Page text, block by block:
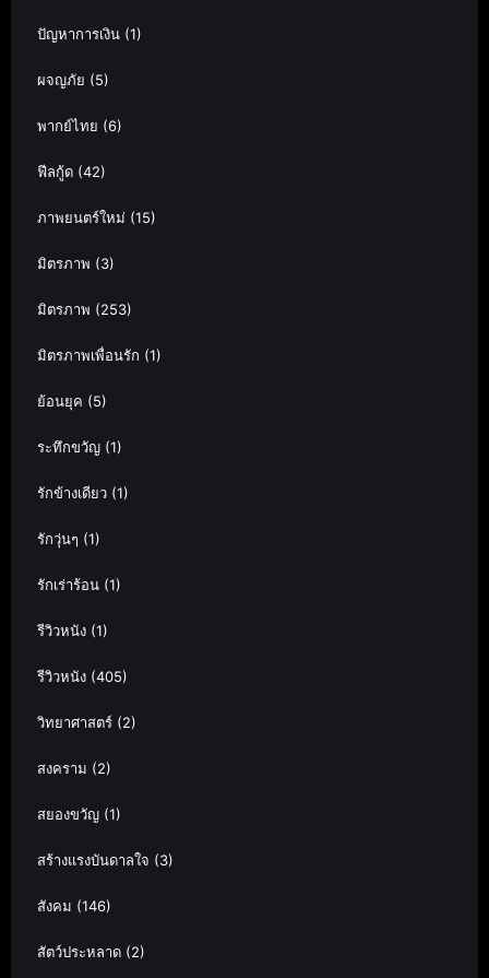
ปัญหาการเงิน (1)
ผจญภัย (5)
พากย์ไทย (6)
ฟีลกู้ด (42)
ภาพยนตร์ใหม่ (15)
มิตรภาพ (3)
มิตรภาพ (253)
มิตรภาพเพื่อนรัก (1)
ย้อนยุค (5)
ระทึกขวัญ (1)
รักข้างเดียว (1)
รักวุ่นๆ (1)
รักเร่าร้อน (1)
รีวิวหนัง (1)
รีวิวหนัง (405)
วิทยาศาสตร์ (2)
สงคราม (2)
สยองขวัญ (1)
สร้างแรงบันดาลใจ (3)
สังคม (146)
สัตว์ประหลาด (2)